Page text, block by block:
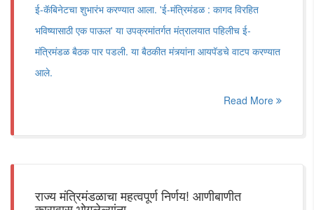
ई-कॅबिनेटचा शुभारंभ करण्यात आला. 'ई-मंत्रिमंडळ : कागद विरहित
भविष्यासाठी एक पाऊल' या उपक्रमांतर्गत मंत्रालयात पहिलीच ई-
मंत्रिमंडळ बैठक पार पडली. या बैठकीत मंत्र्यांना आयपॅडचे वाटप करण्यात
आले.
Read More
राज्य मंत्रिमंडळाचा महत्वपूर्ण निर्णय! आणीबाणीत